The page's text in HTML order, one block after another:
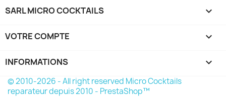
SARL MICRO COCKTAILS 
VOTRE COMPTE 
INFORMATIONS keyboard_arrow_down
© 2010-2026 - All right reserved Micro Cocktails
reparateur depuis 2010 - PrestaShop™